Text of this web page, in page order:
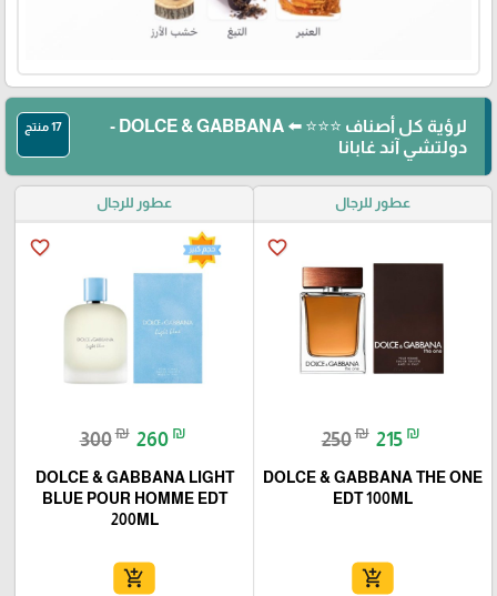
لرؤية كل أصناف ⭐⭐⭐ ⬅️ DOLCE & GABBANA -
دولتشي آند غابانا
17 منتج
عطور للرجال
favorite_border
250₪ 215 ₪
DOLCE & GABBANA THE ONE
EDT 100ML
add_shopping_cart
عطور للرجال
favorite_border
300₪ 260 ₪
DOLCE & GABBANA LIGHT
BLUE POUR HOMME EDT
200ML
add_shopping_cart